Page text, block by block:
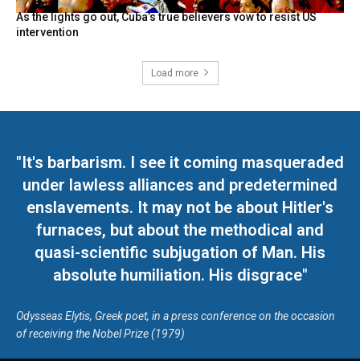
As the lights go out, Cuba’s true believers vow to resist US
intervention
Load more
"It's barbarism. I see it coming masqueraded
under lawless alliances and predetermined
enslavements. It may not be about Hitler's
furnaces, but about the methodical and
quasi-scientific subjugation of Man. His
absolute humiliation. His disgrace"
Odysseas Elytis, Greek poet, in a press conference on the occasion
of receiving the Nobel Prize (1979)